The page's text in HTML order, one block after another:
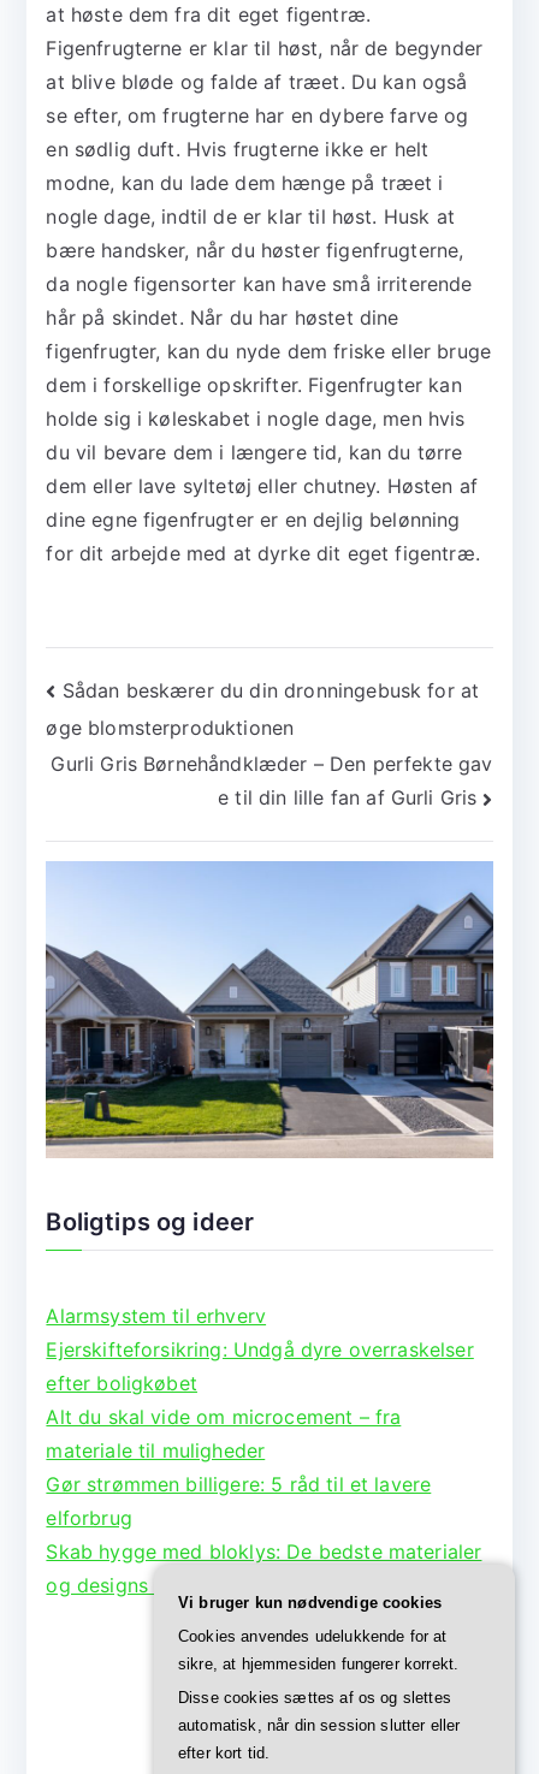
at høste dem fra dit eget figentræ.
Figenfrugterne er klar til høst, når de begynder
at blive bløde og falde af træet. Du kan også
se efter, om frugterne har en dybere farve og
en sødlig duft. Hvis frugterne ikke er helt
modne, kan du lade dem hænge på træet i
nogle dage, indtil de er klar til høst. Husk at
bære handsker, når du høster figenfrugterne,
da nogle figensorter kan have små irriterende
hår på skindet. Når du har høstet dine
figenfrugter, kan du nyde dem friske eller bruge
dem i forskellige opskrifter. Figenfrugter kan
holde sig i køleskabet i nogle dage, men hvis
du vil bevare dem i længere tid, kan du tørre
dem eller lave syltetøj eller chutney. Høsten af
dine egne figenfrugter er en dejlig belønning
for dit arbejde med at dyrke dit eget figentræ.
Indlægsnavigation
Sådan beskærer du din dronningebusk for at
øge blomsterproduktionen
Gurli Gris Børnehåndklæder – Den perfekte gav
e til din lille fan af Gurli Gris
Boligtips og ideer
Alarmsystem til erhverv
Ejerskifteforsikring: Undgå dyre overraskelser
efter boligkøbet
Alt du skal vide om microcement – fra
materiale til muligheder
Gør strømmen billigere: 5 råd til et lavere
elforbrug
Skab hygge med bloklys: De bedste materialer
og designs til lysestager
Vi bruger kun nødvendige cookies
Cookies anvendes udelukkende for at
sikre, at hjemmesiden fungerer korrekt.
Disse cookies sættes af os og slettes
automatisk, når din session slutter eller
efter kort tid.